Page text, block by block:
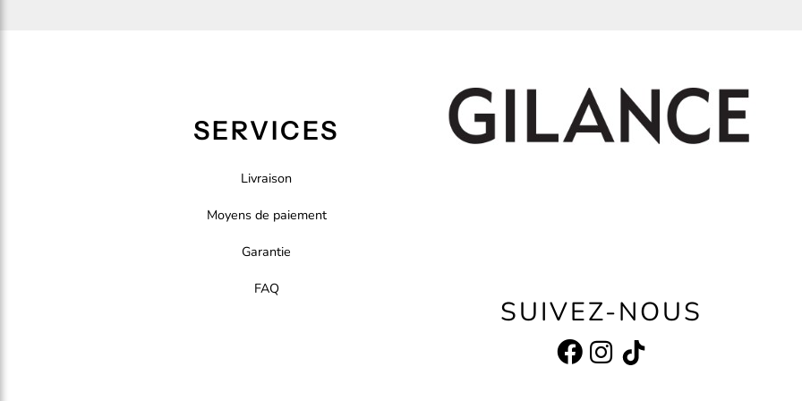
SERVICES
Livraison
Moyens de paiement
Garantie
FAQ
SUIVEZ-NOUS